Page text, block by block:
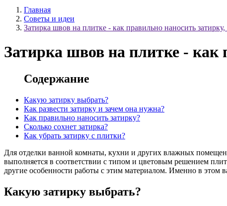
Главная
Советы и идеи
Затирка швов на плитке - как правильно наносить затирку,
Затирка швов на плитке - как
Содержание
Какую затирку выбрать?
Как развести затирку и зачем она нужна?
Как правильно наносить затирку?
Сколько сохнет затирка?
Как убрать затирку с плитки?
Для отделки ванной комнаты, кухни и других влажных
выполняется в соответствии с типом и цветовым решением
другие особенности работы с этим материалом. Именно в этом
Какую затирку выбрать?